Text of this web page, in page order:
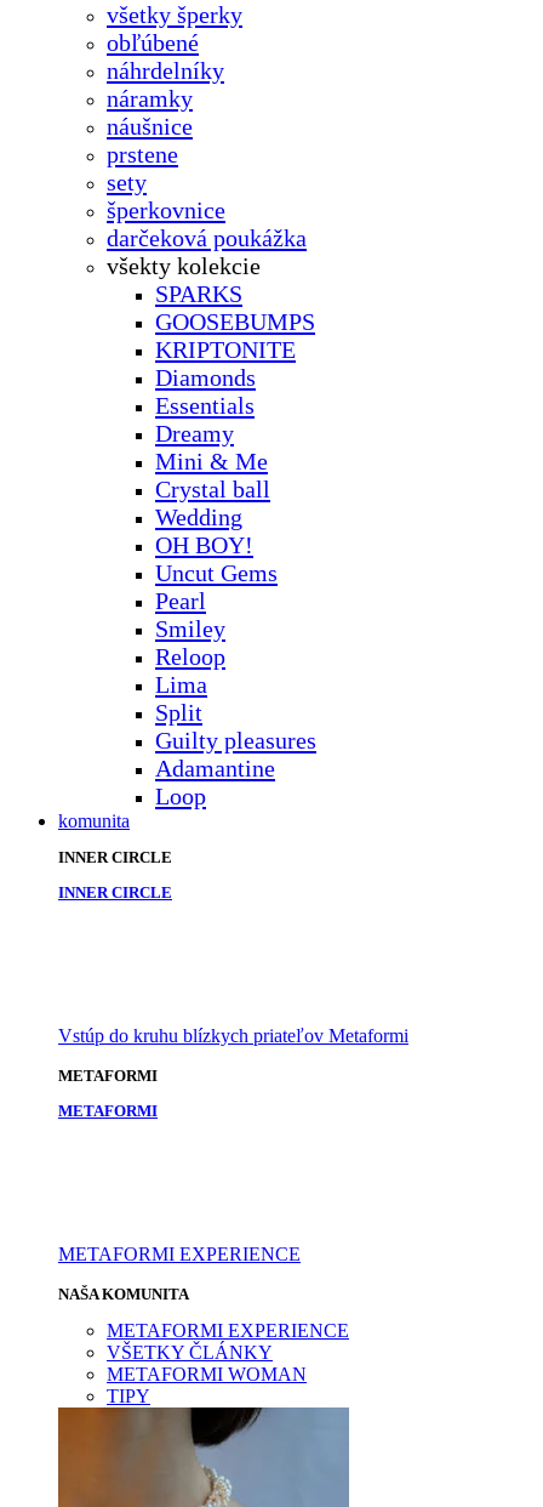
všetky šperky
obľúbené
náhrdelníky
náramky
náušnice
prstene
sety
šperkovnice
darčeková poukážka
všekty kolekcie
SPARKS
GOOSEBUMPS
KRIPTONITE
Diamonds
Essentials
Dreamy
Mini & Me
Crystal ball
Wedding
OH BOY!
Uncut Gems
Pearl
Smiley
Reloop
Lima
Split
Guilty pleasures
Adamantine
Loop
komunita
INNER CIRCLE
INNER CIRCLE
Vstúp do kruhu blízkych priateľov Metaformi
METAFORMI
METAFORMI
METAFORMI EXPERIENCE
NAŠA KOMUNITA
METAFORMI EXPERIENCE
VŠETKY ČLÁNKY
METAFORMI WOMAN
TIPY